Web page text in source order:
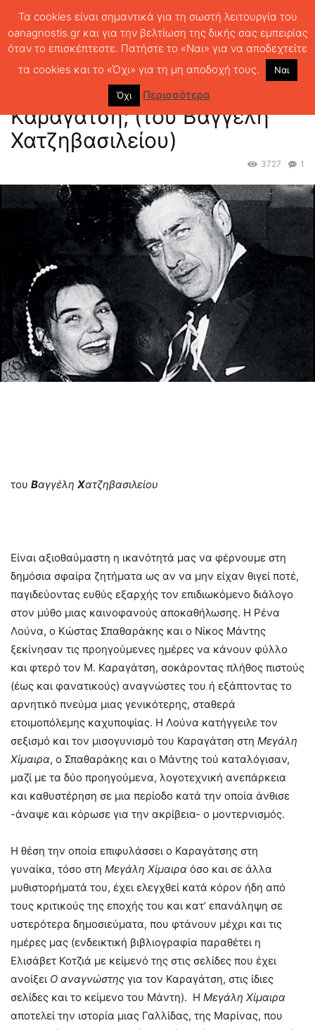
ΕΛΛ.ΛΟΓΟΤΕΧΝΙΑ ΣΗΜΕΡΑ
Τι ακριβώς θέλουμε από τον
Καραγάτση; (του Βαγγέλη Χατζηβασιλείου)
Τι ακριβώς θέλουμε από τον
Καραγάτση; (του Βαγγέλη
Χατζηβασιλείου)
1
3727
του Βαγγέλη Χατζηβασιλείου
Είναι αξιοθαύμαστη η ικανότητά μας να φέρνουμε στη
δημόσια σφαίρα ζητήματα ως αν να μην είχαν θιγεί ποτέ,
παγιδεύοντας ευθύς εξαρχής τον επιδιωκόμενο διάλογο
στον μύθο μιας καινοφανούς αποκαθήλωσης. Η Ρένα
Λούνα, ο Κώστας Σπαθαράκης και ο Νίκος Μάντης
ξεκίνησαν τις προηγούμενες ημέρες να κάνουν φύλλο
και φτερό τον Μ. Καραγάτση, σοκάροντας πλήθος πιστούς
(έως και φανατικούς) αναγνώστες του ή εξάπτοντας το
αρνητικό πνεύμα μιας γενικότερης, σταθερά
ετοιμοπόλεμης καχυποψίας. Η Λούνα κατήγγειλε τον
σεξισμό και τον μισογυνισμό του Καραγάτση στη Μεγάλη
Χίμαιρα, ο Σπαθαράκης και ο Μάντης τού καταλόγισαν,
μαζί με τα δύο προηγούμενα, λογοτεχνική ανεπάρκεια
και καθυστέρηση σε μια περίοδο κατά την οποία άνθισε
-άναψε και κόρωσε για την ακρίβεια- ο μοντερνισμός.
Η θέση την οποία επιφυλάσσει ο Καραγάτσης στη
γυναίκα, τόσο στη Μεγάλη Χίμαιρα όσο και σε άλλα
μυθιστορήματά του, έχει ελεγχθεί κατά κόρον ήδη από
τους κριτικούς της εποχής του και κατ’ επανάληψη σε
υστερότερα δημοσιεύματα, που φτάνουν μέχρι και τις
ημέρες μας (ενδεικτική βιβλιογραφία παραθέτει η
Ελισάβετ Κοτζιά με κείμενό της στις σελίδες που έχει
ανοίξει Ο αναγνώστης για τον Καραγάτση, στις ίδιες
σελίδες και το κείμενο του Μάντη). Η Μεγάλη Χίμαιρα
αποτελεί την ιστορία μιας Γαλλίδας, της Μαρίνας, που
Τα cookies είναι σημαντικά για τη σωστή λειτουργία του
oanagnostis.gr και για την βελτίωση της δικής σας εμπειρίας
όταν το επισκέπτεστε. Πατήστε το «Ναι» για να αποδεχτείτε
τα cookies και το «Όχι» για τη μη αποδοχή τους.
Ναι
Όχι Περισσότερα